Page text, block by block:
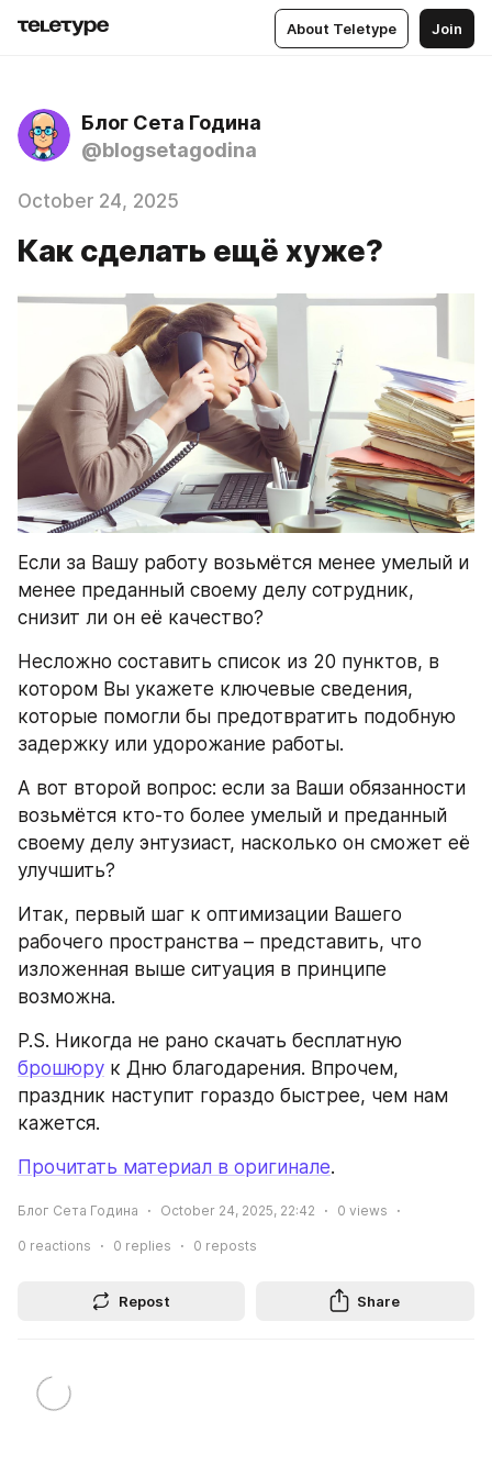
About Teletype Join
Блог Сета Година
@blogsetagodina
October 24, 2025
Как сделать ещё хуже?
Если за Вашу работу возьмётся менее умелый и
менее преданный своему делу сотрудник,
снизит ли он её качество?
Несложно составить список из 20 пунктов, в
котором Вы укажете ключевые сведения,
которые помогли бы предотвратить подобную
задержку или удорожание работы.
А вот второй вопрос: если за Ваши обязанности
возьмётся кто-то более умелый и преданный
своему делу энтузиаст, насколько он сможет её
улучшить?
Итак, первый шаг к оптимизации Вашего
рабочего пространства – представить, что
изложенная выше ситуация в принципе
возможна.
брошюру к Дню благодарения. Впрочем,
праздник наступит гораздо быстрее, чем нам
кажется.
Прочитать материал в оригинале.
Блог Сета Година October 24, 2025, 22:42 0 views
0 reactions 0 replies 0 reposts
Repost Share